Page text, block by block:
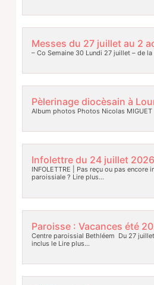
Messes du 27 juillet au 2
– Co Semaine 30 Lundi 27 juillet – de
Pèlerinage diocèsain à
Album photos Photos Nicolas MIGUET
Infolettre du 24 juillet 2026
INFOLETTRE | Pas reçu ou pas encore
paroissiale ? Lire plus…
Paroisse : Vacances été
Centre paroissial Bethléem Du 27
inclus leLire plus…